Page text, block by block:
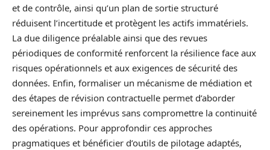
et de contrôle, ainsi qu’un plan de sortie structuré
réduisent l’incertitude et protègent les actifs immatériels.
La due diligence préalable ainsi que des revues
périodiques de conformité renforcent la résilience face aux
risques opérationnels et aux exigences de sécurité des
données. Enfin, formaliser un mécanisme de médiation et
des étapes de révision contractuelle permet d’aborder
sereinement les imprévus sans compromettre la continuité
des opérations. Pour approfondir ces approches
pragmatiques et bénéficier d’outils de pilotage adaptés,